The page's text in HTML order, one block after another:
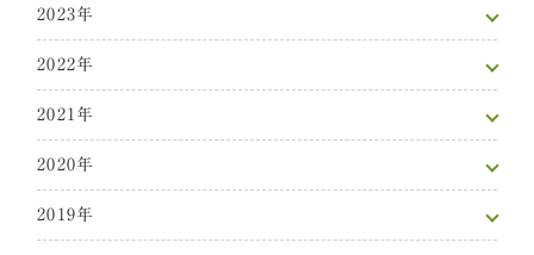
2023年
2022年
2021年
2020年
2019年